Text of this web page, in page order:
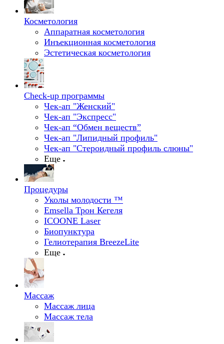
Косметология
Аппаратная косметология
Инъекционная косметология
Эстетическая косметология
Check-up программы
Чек-ап "Женский"
Чек-ап "Экспресс"
Чек-ап “Обмен веществ”
Чек-ап "Липидный профиль"
Чек-ап "Стероидный профиль слюны"
Еще
Процедуры
Уколы молодости ™
Emsella Трон Кегеля
ICOONE Laser
Биопунктура
Гелиотерапия BreezeLite
Еще
Массаж
Массаж лица
Массаж тела